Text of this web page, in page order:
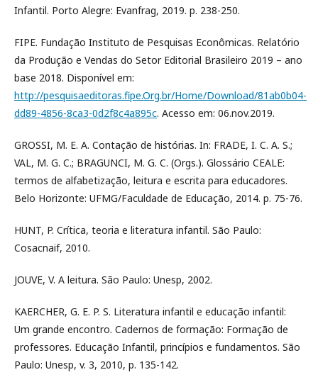
Infantil. Porto Alegre: Evanfrag, 2019. p. 238-250.
FIPE. Fundação Instituto de Pesquisas Econômicas. Relatório
da Produção e Vendas do Setor Editorial Brasileiro 2019 – ano
base 2018. Disponível em:
http://pesquisaeditoras.fipe.Org.br/Home/Download/81ab0b04-
dd89-4856-8ca3-0d2f8c4a895c. Acesso em: 06.nov.2019.
GROSSI, M. E. A. Contação de histórias. In: FRADE, I. C. A. S.;
VAL, M. G. C.; BRAGUNCI, M. G. C. (Orgs.). Glossário CEALE:
termos de alfabetização, leitura e escrita para educadores.
Belo Horizonte: UFMG/Faculdade de Educação, 2014. p. 75-76.
HUNT, P. Crítica, teoria e literatura infantil. São Paulo:
Cosacnaif, 2010.
JOUVE, V. A leitura. São Paulo: Unesp, 2002.
KAERCHER, G. E. P. S. Literatura infantil e educação infantil:
Um grande encontro. Cadernos de formação: Formação de
professores. Educação Infantil, princípios e fundamentos. São
Paulo: Unesp, v. 3, 2010, p. 135-142.